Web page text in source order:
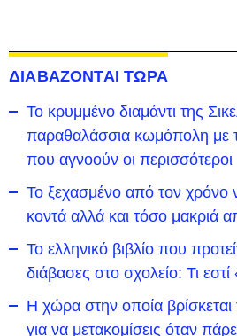
ΔΙΑΒΑΖΟΝΤΑΙ ΤΩΡΑ
Το κρυμμένο διαμάντι της
παραθαλάσσια κωμόπολη με
που αγνοούν οι περισσότεροι
To ξεχασμένο από τον χρόνο
κοντά αλλά και τόσο μακριά
Το ελληνικό βιβλίο που
διάβασες στο σχολείο: Τι
Η χώρα στην οποία βρίσκεται
για να μετακομίσεις όταν